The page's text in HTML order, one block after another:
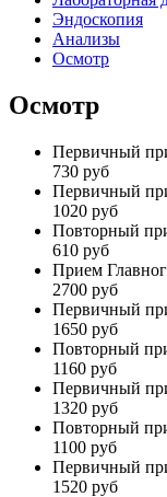
Эндоскопия
Анализы
Осмотр
Осмотр
Первичный
730 руб
Первичный
1020 руб
Повторный
610 руб
Прием
2700 руб
Первичный
1650 руб
Повторный
1160 руб
Первичный
1320 руб
Повторный
1100 руб
Первичный
1520 руб